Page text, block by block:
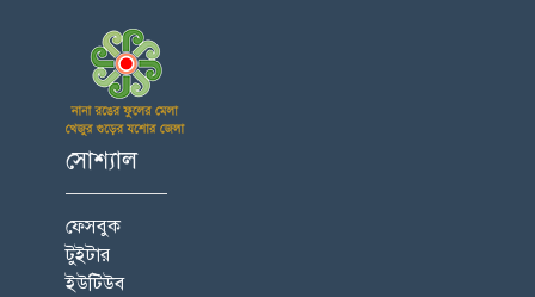
সোশ্যাল
ফেসবুক
টুইটার
ইউটিউব